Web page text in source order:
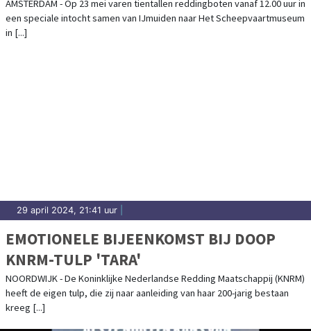
VAREN OP 23 MEI VAN IJMUIDEN NAAR
HET SCHEEPVAARTMUSEUM IN
AMSTERDAM - Op 23 mei varen tientallen reddingboten vanaf 12.00 uur in
een speciale intocht samen van IJmuiden naar Het Scheepvaartmuseum
in [...]
29 april 2024, 21:41 uur
EMOTIONELE BIJEENKOMST BIJ DOOP
KNRM-TULP 'TARA'
NOORDWIJK - De Koninklijke Nederlandse Redding Maatschappij (KNRM)
heeft de eigen tulp, die zij naar aanleiding van haar 200-jarig bestaan
kreeg [...]